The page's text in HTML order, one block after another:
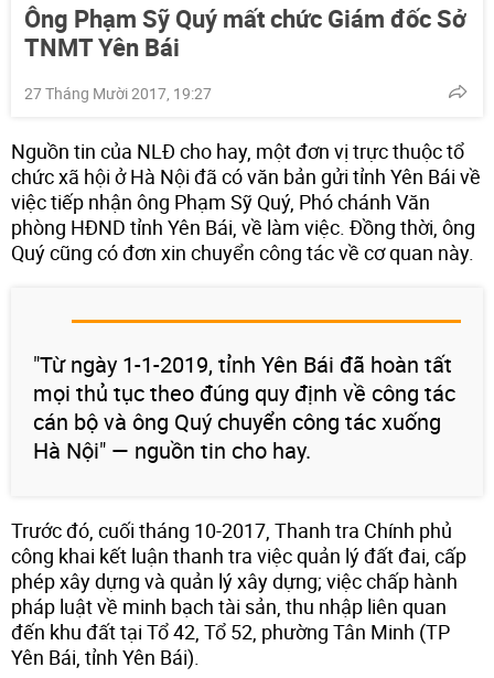
Ông Phạm Sỹ Quý mất chức Giám đốc Sở
TNMT Yên Bái
27 Tháng Mười 2017, 19:27
Nguồn tin của NLĐ cho hay, một đơn vị trực thuộc tổ
chức xã hội ở Hà Nội đã có văn bản gửi tỉnh Yên Bái về
việc tiếp nhận ông Phạm Sỹ Quý, Phó chánh Văn
phòng HĐND tỉnh Yên Bái, về làm việc. Đồng thời, ông
Quý cũng có đơn xin chuyển công tác về cơ quan này.
"Từ ngày 1-1-2019, tỉnh Yên Bái đã hoàn tất
mọi thủ tục theo đúng quy định về công tác
cán bộ và ông Quý chuyển công tác xuống
Hà Nội" — nguồn tin cho hay.
Trước đó, cuối tháng 10-2017, Thanh tra Chính phủ
công khai kết luận thanh tra việc quản lý đất đai, cấp
phép xây dựng và quản lý xây dựng; việc chấp hành
pháp luật về minh bạch tài sản, thu nhập liên quan
đến khu đất tại Tổ 42, Tổ 52, phường Tân Minh (TP
Yên Bái, tỉnh Yên Bái).